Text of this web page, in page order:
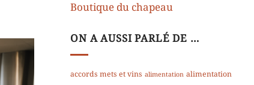
Boutique du chapeau
ON A AUSSI PARLÉ DE …
accords mets et vins alimentation alimentation